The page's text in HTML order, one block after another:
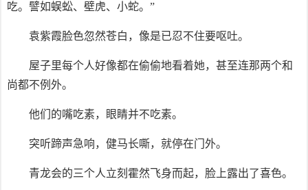
吃。譬如蜈蚣、壁虎、小蛇。”
袁紫霞脸色忽然苍白，像是已忍不住要呕吐。
屋子里每个人好像都在偷偷地看着她，甚至连那两个和
尚都不例外。
他们的嘴吃素，眼睛并不吃素。
突听蹄声急响，健马长嘶，就停在门外。
青龙会的三个人立刻霍然飞身而起，脸上露出了喜色。